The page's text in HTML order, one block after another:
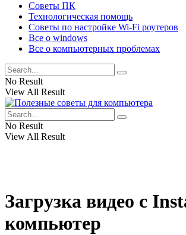
Советы ПК
Технологическая помощь
Советы по настройке Wi-Fi роутеров
Все о windows
Все о компьютерных проблемах
No Result
View All Result
No Result
View All Result
Загрузка видео с
компьютер